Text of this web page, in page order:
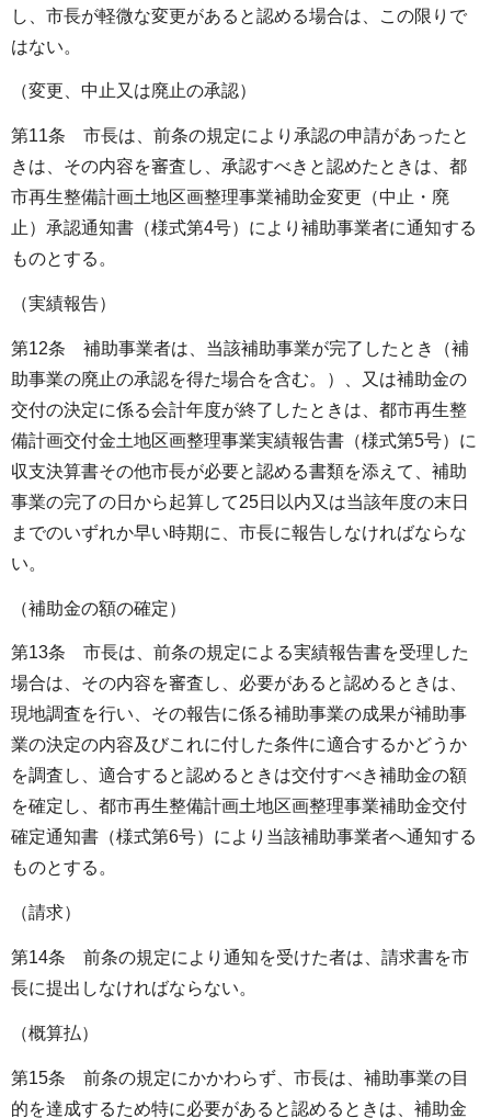
し、市長が軽微な変更があると認める場合は、この限りで
はない。
（変更、中止又は廃止の承認）
第11条 市長は、前条の規定により承認の申請があったと
きは、その内容を審査し、承認すべきと認めたときは、都
市再生整備計画土地区画整理事業補助金変更（中止・廃
止）承認通知書（様式第4号）により補助事業者に通知する
ものとする。
（実績報告）
第12条 補助事業者は、当該補助事業が完了したとき（補
助事業の廃止の承認を得た場合を含む。）、又は補助金の
交付の決定に係る会計年度が終了したときは、都市再生整
備計画交付金土地区画整理事業実績報告書（様式第5号）に
収支決算書その他市長が必要と認める書類を添えて、補助
事業の完了の日から起算して25日以内又は当該年度の末日
までのいずれか早い時期に、市長に報告しなければならな
い。
（補助金の額の確定）
第13条 市長は、前条の規定による実績報告書を受理した
場合は、その内容を審査し、必要があると認めるときは、
現地調査を行い、その報告に係る補助事業の成果が補助事
業の決定の内容及びこれに付した条件に適合するかどうか
を調査し、適合すると認めるときは交付すべき補助金の額
を確定し、都市再生整備計画土地区画整理事業補助金交付
確定通知書（様式第6号）により当該補助事業者へ通知する
ものとする。
（請求）
第14条 前条の規定により通知を受けた者は、請求書を市
長に提出しなければならない。
（概算払）
第15条 前条の規定にかかわらず、市長は、補助事業の目
的を達成するため特に必要があると認めるときは、補助金